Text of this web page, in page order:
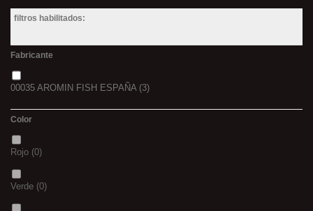
filtros habilitados:
Fabricante
00035 AROMIN FISH ESPAÑA(3)
Color
Rojo (0)
Verde (0)